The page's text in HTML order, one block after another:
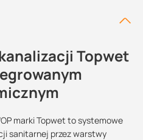
Topwet
marki Topwet to systemowe
sanitarnej przez warstwy